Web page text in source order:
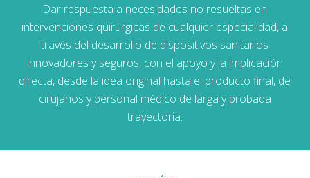
Dar respuesta a necesidades no resueltas en
intervenciones quirúrgicas de cualquier especialidad, a
través del desarrollo de dispositivos sanitarios
innovadores y seguros, con el apoyo y la implicación
directa, desde la idea original hasta el producto final, de
cirujanos y personal médico de larga y probada
trayectoria.